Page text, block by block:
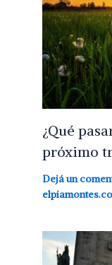
¿Qué
próximo
Dejá un